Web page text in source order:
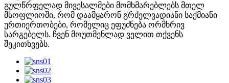
გულწრფელად მივესალმები მომხმარებლებს მთელ
მსოფლიოში, რომ დაამყარონ გრძელვადიანი საქმიანი
ურთიერთობები, რომელიც ეფუძნება ორმხრივ
სარგებელს. ჩვენ მოუთმენლად ველით თქვენს
შეკითხვებს.